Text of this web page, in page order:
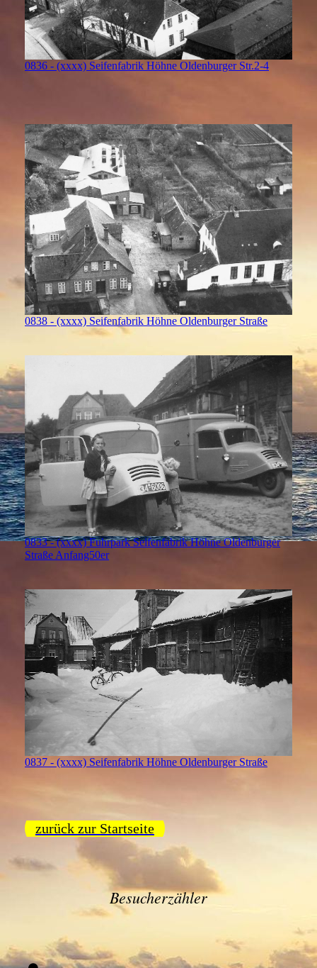
0836 - (xxxx) Seifenfabrik Höhne Oldenburger Str.2-4
0838 - (xxxx) Seifenfabrik Höhne Oldenburger Straße
0833 - (xxxx) Fuhrpark Seifenfabrik Höhne Oldenburger
Straße Anfang50er
0837 - (xxxx) Seifenfabrik Höhne Oldenburger Straße
zurück zur Startseite
Besucherzähler